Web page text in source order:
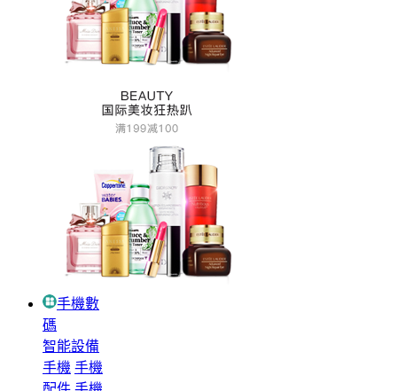
手機數
碼
智能設備
手機 手機